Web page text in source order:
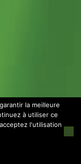
la meilleure
à utiliser ce
l'utilisation